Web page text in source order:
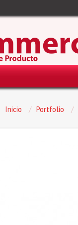
Inicio / Portfolio /